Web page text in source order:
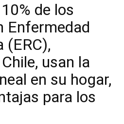
de los
Enfermedad
(ERC),
usan la
en su hogar,
para los